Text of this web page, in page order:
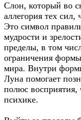
Слон, который во
аллегория тех
Это символ
мудрости и
пределы, в том
ограничения
мира. Внутри
Луна помогает
полюс восприятия,
психике.